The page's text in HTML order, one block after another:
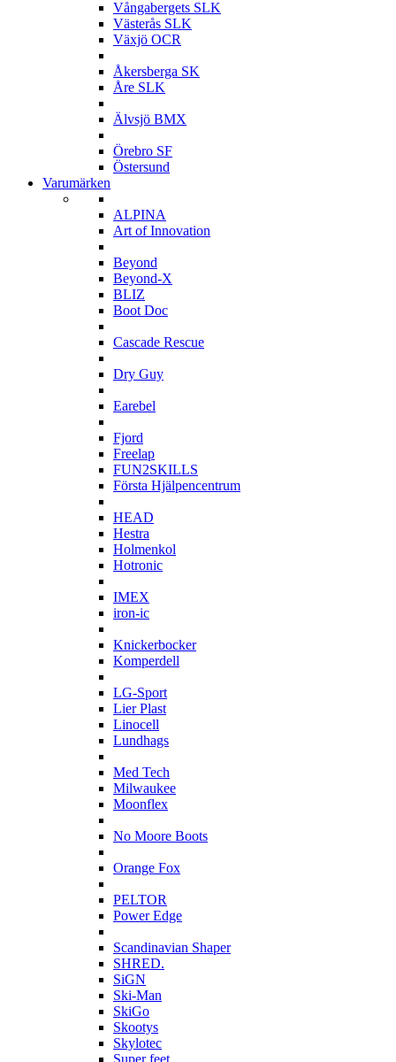
Vångabergets SLK
Västerås SLK
Växjö OCR
Åkersberga SK
Åre SLK
Älvsjö BMX
Örebro SF
Östersund
Varumärken
ALPINA
Art of Innovation
Beyond
Beyond-X
BLIZ
Boot Doc
Cascade Rescue
Dry Guy
Earebel
Fjord
Freelap
FUN2SKILLS
Första Hjälpencentrum
HEAD
Hestra
Holmenkol
Hotronic
IMEX
iron-ic
Knickerbocker
Komperdell
LG-Sport
Lier Plast
Linocell
Lundhags
Med Tech
Milwaukee
Moonflex
No Moore Boots
Orange Fox
PELTOR
Power Edge
Scandinavian Shaper
SHRED.
SiGN
Ski-Man
SkiGo
Skootys
Skylotec
Super feet